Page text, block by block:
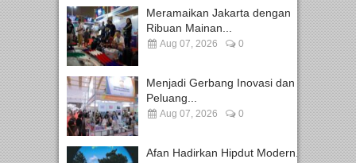
Meramaikan Jakarta dengan
Ribuan Mainan...
Aug 07, 2026 0
Menjadi Gerbang Inovasi dan
Peluang...
Aug 07, 2026 0
Afan Hadirkan Hipdut Modern...